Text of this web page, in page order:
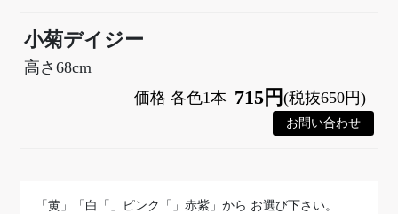
小菊デイジー
高さ68cm
価格 各色1本 715円(税抜650円)
「黄」「白「」ピンク「」赤紫」から お選び下さい。